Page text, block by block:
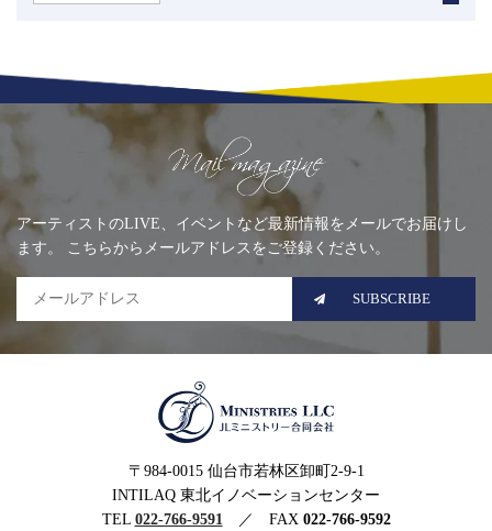
アーティストのLIVE、イベントなど最新情報をメールでお届けし
ます。 こちらからメールアドレスをご登録ください。
SUBSCRIBE
ストリー合同会社
〒984-0015 仙台市若林区卸町2-9-1
INTILAQ 東北イノベーションセンター
TEL 022-766-9591 ／ FAX 022-766-9592